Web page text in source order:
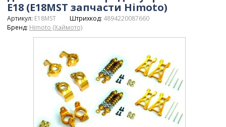
Обзоры
Категории
Стать партнером
E18 (E18MST запчасти Himoto)
Артикул: E18MST Штрихкод: 4894220087660
Бренд: Himoto (Хаймото)